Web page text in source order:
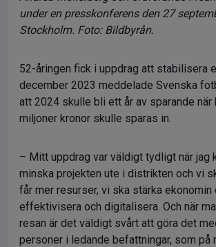
under en presskonferens den 27
Stockholm. Foto: Bildbyrån.
52-åringen fick i uppdrag att stabilisera
december 2023 meddelade Svenska
att 2024 skulle bli ett år av sparande när
miljoner kronor skulle sparas in.
– Mitt uppdrag var väldigt tydligt när jag
minska projekten ute i distrikten och vi
får mer resurser, vi ska stärka ekonomin
effektivisera och digitalisera. Och när
resan är det väldigt svårt att göra det
personer i ledande befattningar, som på